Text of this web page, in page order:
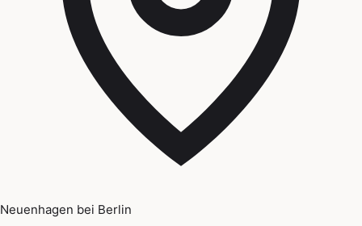
Neuenhagen bei Berlin